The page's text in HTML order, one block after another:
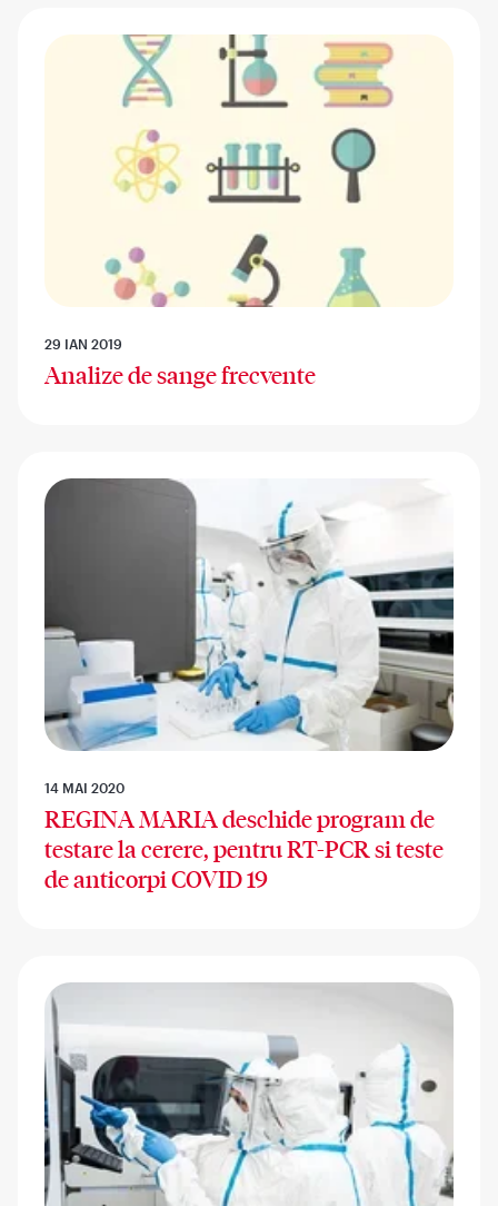
29 IAN 2019
Analize de sange frecvente
14 MAI 2020
REGINA MARIA deschide program de
testare la cerere, pentru RT-PCR si teste
de anticorpi COVID 19